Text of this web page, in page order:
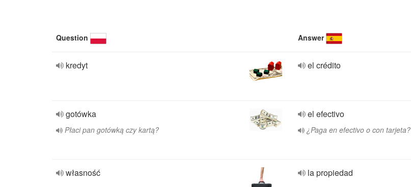
Question Answer
kredyt el crédito
gotówka
Płaci pan gotówką czy kartą?
el efectivo
¿Paga en efectivo o con tarjeta?
własność la propiedad